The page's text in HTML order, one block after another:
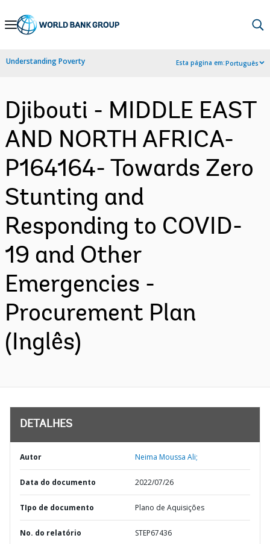
Skip
Navigation
Understanding Poverty Esta página em:Português
Djibouti - MIDDLE EAST
AND NORTH AFRICA-
P164164- Towards Zero
Stunting and
Responding to COVID-
19 and Other
Emergencies -
Procurement Plan
(Inglês)
DETALHES
Autor Neima Moussa Ali;
Data do documento 2022/07/26
TIpo de documento Plano de Aquisições
No. do relatório STEP67436